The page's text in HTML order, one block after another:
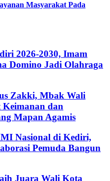
Masyarakat Pada
2026-2030, Imam
Domino Jadi Olahraga
Zakki, Mbak Wali
dan
Mapan Agamis
Nasional di Kediri,
Pemuda Bangun
Juara Wali Kota